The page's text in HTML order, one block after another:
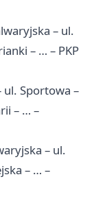
– ul.
– … – PKP
ul. Sportowa –
– … –
– ul.
– … –